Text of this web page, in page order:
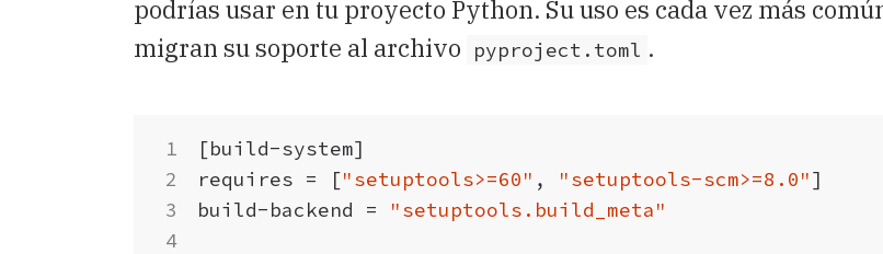
podrías usar en tu proyecto Python. Su uso es cada vez más
migran su soporte al archivo
pyproject.toml .
[build-system]
requires = ["setuptools>=60" , "setuptools-scm>=8.0"]
build-backend
= "setuptools.build_meta"